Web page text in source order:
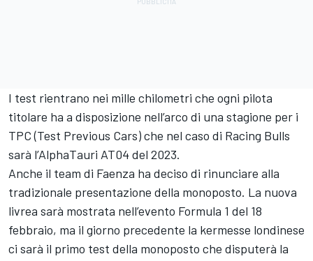
I test rientrano nei mille chilometri che ogni pilota
titolare ha a disposizione nell’arco di una stagione per i
TPC (Test Previous Cars) che nel caso di Racing Bulls
sarà l’AlphaTauri AT04 del 2023.
Anche il team di Faenza ha deciso di rinunciare alla
tradizionale presentazione della monoposto. La nuova
livrea sarà mostrata nell’evento Formula 1 del 18
febbraio, ma il giorno precedente la kermesse londinese
ci sarà il primo test della monoposto che disputerà la